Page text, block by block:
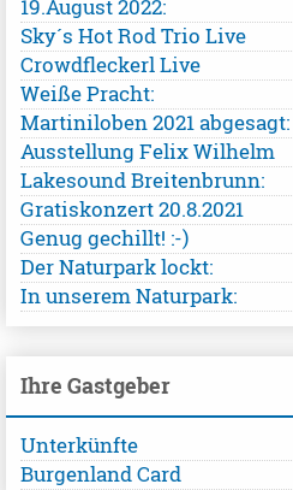
19.August 2022:
Sky´s Hot Rod Trio Live
Crowdfleckerl Live
Weiße Pracht:
Martiniloben 2021 abgesagt:
Ausstellung Felix Wilhelm
Lakesound Breitenbrunn:
Gratiskonzert 20.8.2021
Genug gechillt! :-)
Der Naturpark lockt:
In unserem Naturpark:
Ihre Gastgeber
Unterkünfte
Burgenland Card